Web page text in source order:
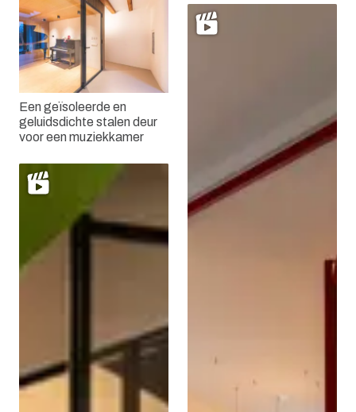
Een geïsoleerde en
geluidsdichte stalen deur
voor een muziekkamer